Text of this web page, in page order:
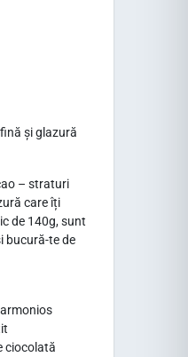
și glazură
– straturi
care îți
de 140g, sunt
bucură-te de
ciocolată